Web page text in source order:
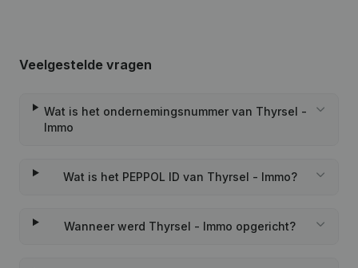
Veelgestelde vragen
Wat is het ondernemingsnummer van Thyrsel -
Immo
Wat is het PEPPOL ID van Thyrsel - Immo?
Wanneer werd Thyrsel - Immo opgericht?